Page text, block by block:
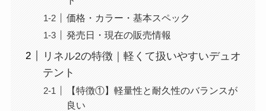
価格・カラー・基本スペック
発売日・現在の販売情報
リネル2の特徴｜軽くて扱いやすいデュオ
テント
【特徴①】軽量性と耐久性のバランスが
良い